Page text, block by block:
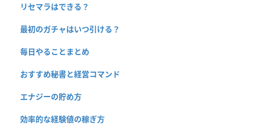
リセマラはできる？
最初のガチャはいつ引ける？
毎日やることまとめ
おすすめ秘書と経営コマンド
エナジーの貯め方
効率的な経験値の稼ぎ方